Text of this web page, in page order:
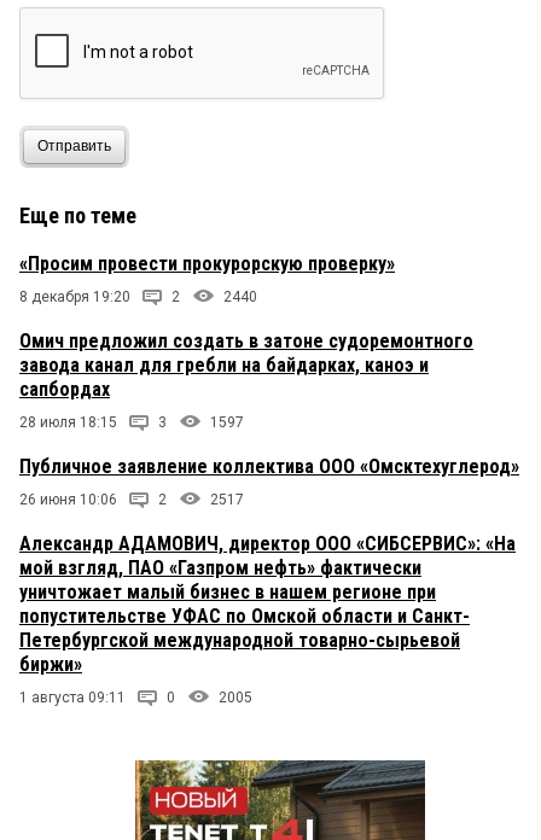
рассрочки по оплате а ввиду того что с 2018 года
на рынке продажи нефтепродуктов присутствует
оплаты, беря на себя соответствующие
сезон его действительно грузили и тогда когда
Отправить
Еще по теме
«Просим провести прокурорскую проверку»
8 декабря 19:20 2 2440
Омич предложил создать в затоне судоремонтного
завода канал для гребли на байдарках, каноэ и
сапбордах
28 июля 18:15 3 1597
Публичное заявление коллектива ООО «Омсктехуглерод»
26 июня 10:06 2 2517
Александр АДАМОВИЧ, директор ООО «СИБСЕРВИС»: «На
мой взгляд, ПАО «Газпром нефть» фактически
уничтожает малый бизнес в нашем регионе при
попустительстве УФАС по Омской области и Санкт-
Петербургской международной товарно-сырьевой
биржи»
1 августа 09:11 0 2005